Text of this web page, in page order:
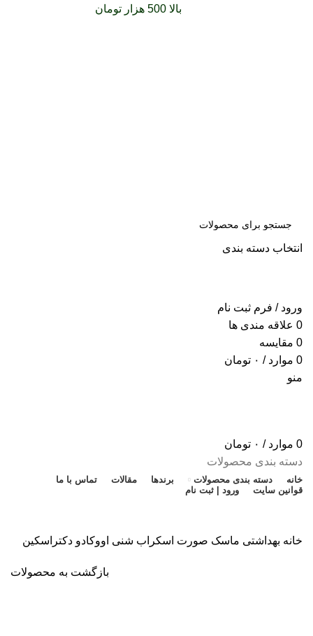
بالا 500 هزار تومان
انتخاب دسته بندی
ورود / فرم ثبت نام
0 علاقه مندی ها
0 مقایسه
0 موارد / ۰ تومان
منو
0 موارد / ۰ تومان
دسته بندی محصولات
خانه دسته بندی محصولات برندها مقالات
تماس با ما
قوانین سایت
ورود | ثبت نام
خانه بهداشتی ماسک صورت اسکراب شنی اووکادو دکتراسکین
بازگشت به محصولات